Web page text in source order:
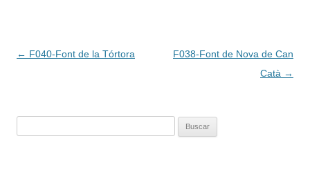
Navegación
← F040-Font de la Tórtora
F038-Font de Nova de Can
Catà →